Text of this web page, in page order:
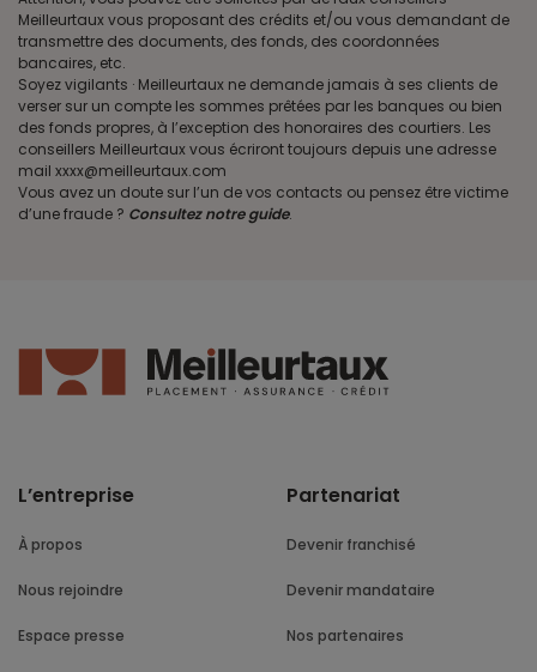
Meilleurtaux vous proposant des crédits et/ou vous demandant de
transmettre des documents, des fonds, des coordonnées
bancaires, etc.
Soyez vigilants · Meilleurtaux ne demande jamais à ses clients de
verser sur un compte les sommes prêtées par les banques ou bien
des fonds propres, à l’exception des honoraires des courtiers. Les
conseillers Meilleurtaux vous écriront toujours depuis une adresse
mail xxxx@meilleurtaux.com
Vous avez un doute sur l’un de vos contacts ou pensez être victime
d’une fraude ? Consultez notre guide.
L’entreprise
À propos
Nous rejoindre
Espace presse
Partenariat
Devenir franchisé
Devenir mandataire
Nos partenaires